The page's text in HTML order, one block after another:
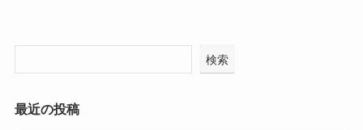
検索
最近の投稿